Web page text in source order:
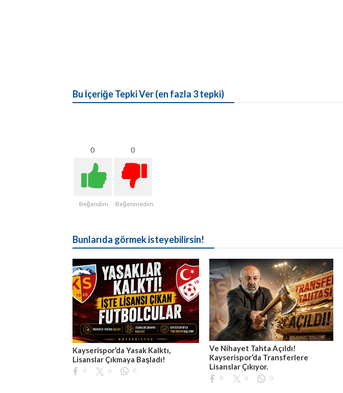
Bu İçeriğe Tepki Ver (en fazla 3 tepki)
0
Beğendim
0
Beğenmedim
Bunlarıda görmek isteyebilirsin!
Kayserispor’da Yasak Kalktı,
Lisanslar Çıkmaya Başladı!
0 0 0
Ve Nihayet Tahta Açıldı!
Kayserispor’da Transferlere
Lisanslar Çıkıyor.
0 0 0